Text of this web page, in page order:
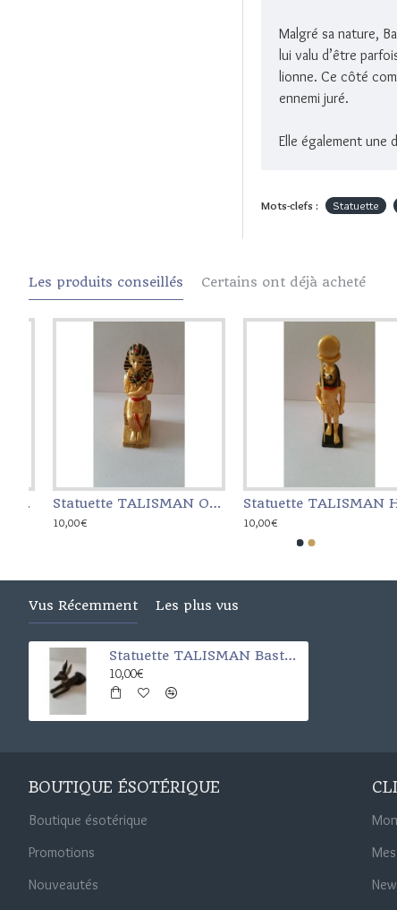
Malgré sa nature,
lui valu d’être
lionne. Ce côté
ennemi juré.
Elle également une
Mots-clefs : Statuette
Les produits conseillés Certains ont déjà acheté
Statuette TALISMAN Osiris Or
10,00€
Statuette TALISMAN Hator
10,00€
Benben
10,00€ 10,00€
Vus Récemment Les plus vus
Statuette TALISMAN Bastet ou Bast
10,00€
BOUTIQUE ÉSOTÉRIQUE
Boutique ésotérique
Promotions
Nouveautés